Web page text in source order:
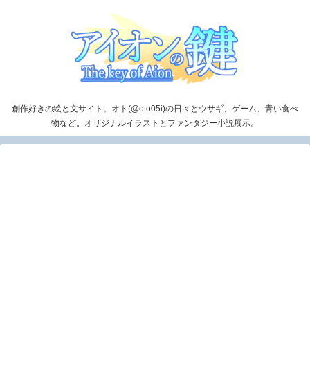
創作好きの絵と文サイト。オト(@oto05i)の日々とウサギ、ゲーム、青い食べ
物など。オリジナルイラストとファンタジー小説展示。